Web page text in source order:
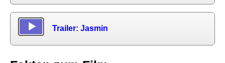
Trailer: Jasmin